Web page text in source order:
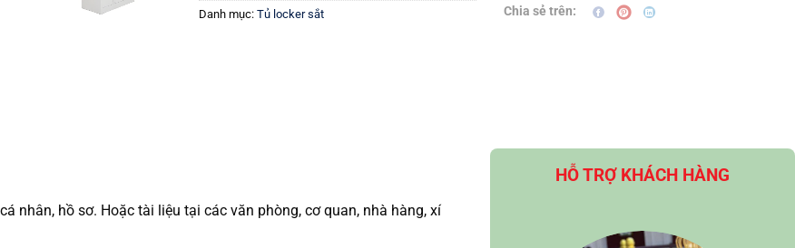
Danh mục: Tủ locker sắt Chia sẻ trên:
nhân, hồ sơ. Hoặc tài liệu tại các văn phòng, cơ quan, nhà hàng, xí
HỖ TRỢ KHÁCH HÀNG